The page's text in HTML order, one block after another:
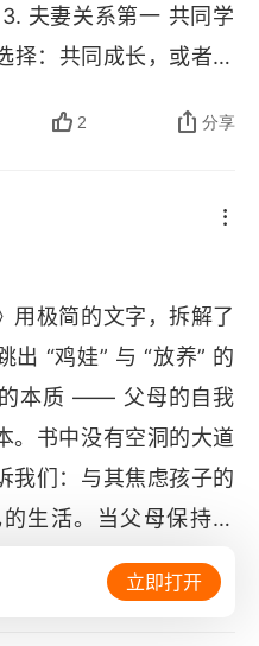
3. 夫妻关系第一 共同学
择：共同成长，或者影
2 分享
用极简的文字，拆解了
出 “鸡娃” 与 “放养” 的
本质 —— 父母的自我
。书中没有空洞的大道
我们：与其焦虑孩子的
生活。当父母保持学
境时，孩子自然会在耳
种 “身教大于言传” 的
分享
立即打开